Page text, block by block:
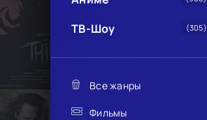
ТВ-Шоу (305)
Все жанры
Фильмы